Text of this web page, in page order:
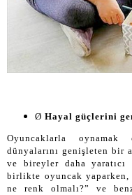
Ø Hayal güçlerini
Oyuncaklarla
dünyalarını genişleten bir
ve bireyler daha
birlikte oyuncak yaparken,
ne renk olmalı?” ve